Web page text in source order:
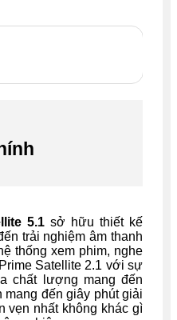
5.1 sở hữu thiết kế
trải nghiệm âm thanh
thống xem phim, nghe
Satellite 2.1 với sự
chất lượng mang đến
đến giây phút giải
vẹn nhất không khác gì